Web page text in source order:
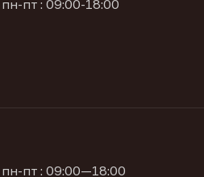
пн-пт : 09:00-18:00
пн-пт : 09:00—18:00